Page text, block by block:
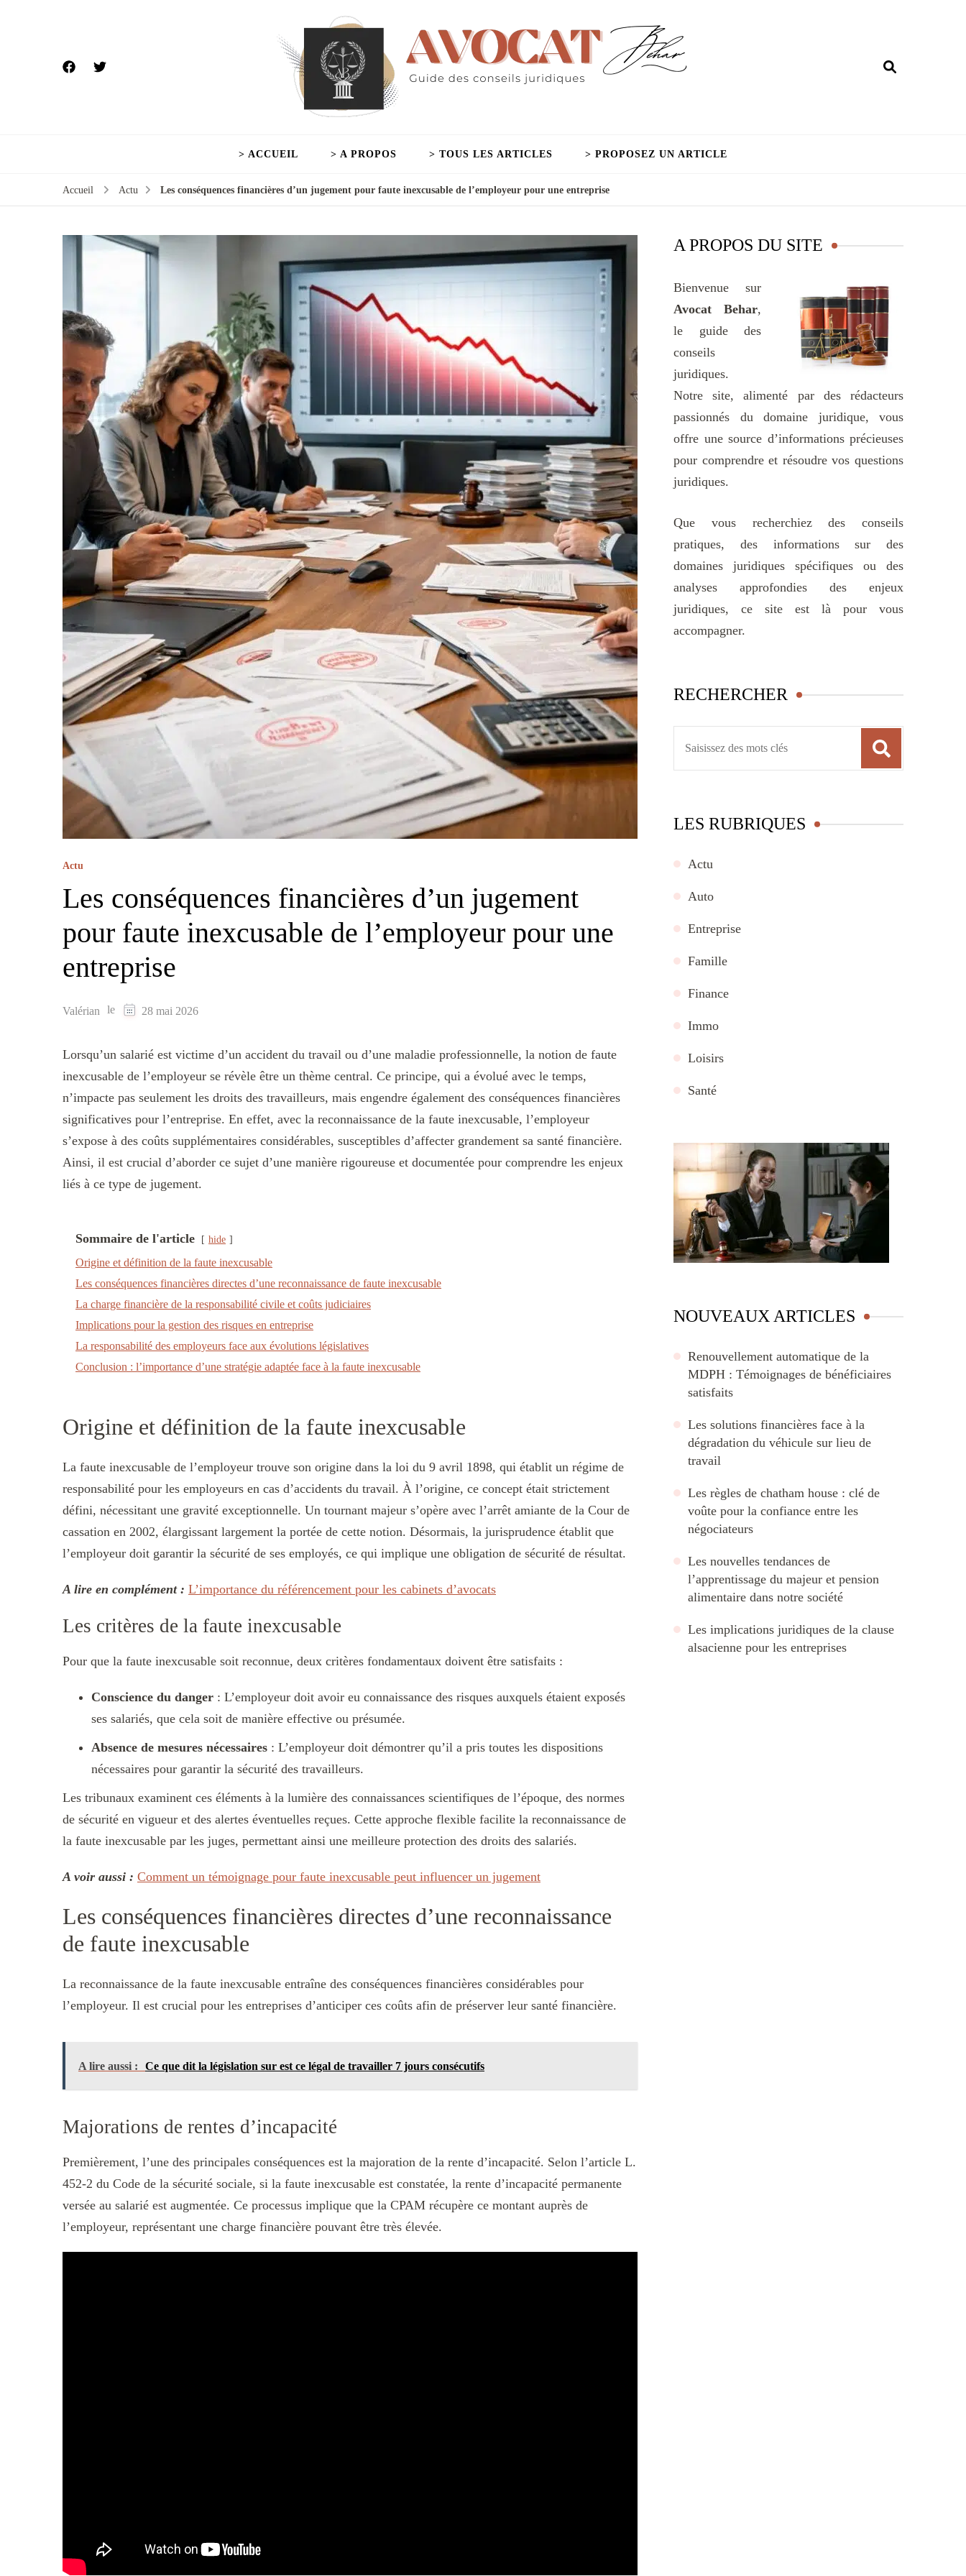
> ACCUEIL > A PROPOS > TOUS LES ARTICLES > PROPOSEZ UN ARTICLE
Accueil Actu Les conséquences financières d’un jugement pour faute inexcusable de l’employeur pour une entreprise
Actu
Les conséquences financières d’un jugement
pour faute inexcusable de l’employeur pour une
entreprise
Valérian le 28 mai 2026
Lorsqu’un salarié est victime d’un accident du travail ou d’une maladie professionnelle, la notion de faute
inexcusable de l’employeur se révèle être un thème central. Ce principe, qui a évolué avec le temps,
n’impacte pas seulement les droits des travailleurs, mais engendre également des conséquences financières
significatives pour l’entreprise. En effet, avec la reconnaissance de la faute inexcusable, l’employeur
s’expose à des coûts supplémentaires considérables, susceptibles d’affecter grandement sa santé financière.
Ainsi, il est crucial d’aborder ce sujet d’une manière rigoureuse et documentée pour comprendre les enjeux
liés à ce type de jugement.
Sommaire de l'article hide
Origine et définition de la faute inexcusable
Les conséquences financières directes d’une reconnaissance de faute inexcusable
La charge financière de la responsabilité civile et coûts judiciaires
Implications pour la gestion des risques en entreprise
La responsabilité des employeurs face aux évolutions législatives
Conclusion : l’importance d’une stratégie adaptée face à la faute inexcusable
Origine et définition de la faute inexcusable
La faute inexcusable de l’employeur trouve son origine dans la loi du 9 avril 1898, qui établit un régime de
responsabilité pour les employeurs en cas d’accidents du travail. À l’origine, ce concept était strictement
défini, nécessitant une gravité exceptionnelle. Un tournant majeur s’opère avec l’arrêt amiante de la Cour de
cassation en 2002, élargissant largement la portée de cette notion. Désormais, la jurisprudence établit que
l’employeur doit garantir la sécurité de ses employés, ce qui implique une obligation de sécurité de résultat.
A lire en complément : L’importance du référencement pour les cabinets d’avocats
Les critères de la faute inexcusable
Pour que la faute inexcusable soit reconnue, deux critères fondamentaux doivent être satisfaits :
Conscience du danger : L’employeur doit avoir eu connaissance des risques auxquels étaient exposés
ses salariés, que cela soit de manière effective ou présumée.
Absence de mesures nécessaires : L’employeur doit démontrer qu’il a pris toutes les dispositions
nécessaires pour garantir la sécurité des travailleurs.
Les tribunaux examinent ces éléments à la lumière des connaissances scientifiques de l’époque, des normes
de sécurité en vigueur et des alertes éventuelles reçues. Cette approche flexible facilite la reconnaissance de
la faute inexcusable par les juges, permettant ainsi une meilleure protection des droits des salariés.
A voir aussi : Comment un témoignage pour faute inexcusable peut influencer un jugement
Les conséquences financières directes d’une reconnaissance
de faute inexcusable
La reconnaissance de la faute inexcusable entraîne des conséquences financières considérables pour
l’employeur. Il est crucial pour les entreprises d’anticiper ces coûts afin de préserver leur santé financière.
A lire aussi : Ce que dit la législation sur est ce légal de travailler 7 jours consécutifs
Majorations de rentes d’incapacité
Premièrement, l’une des principales conséquences est la majoration de la rente d’incapacité. Selon l’article L.
452-2 du Code de la sécurité sociale, si la faute inexcusable est constatée, la rente d’incapacité permanente
versée au salarié est augmentée. Ce processus implique que la CPAM récupère ce montant auprès de
l’employeur, représentant une charge financière pouvant être très élevée.
A PROPOS DU SITE
Bienvenue sur
Avocat Behar,
le guide des
conseils
juridiques.
Notre site, alimenté par des rédacteurs
passionnés du domaine juridique, vous
offre une source d’informations précieuses
pour comprendre et résoudre vos questions
juridiques.
Que vous recherchiez des conseils
pratiques, des informations sur des
domaines juridiques spécifiques ou des
analyses approfondies des enjeux
juridiques, ce site est là pour vous
accompagner.
RECHERCHER
LES RUBRIQUES
Actu
Auto
Entreprise
Famille
Finance
Immo
Loisirs
Santé
NOUVEAUX ARTICLES
Renouvellement automatique de la
MDPH : Témoignages de bénéficiaires
satisfaits
Les solutions financières face à la
dégradation du véhicule sur lieu de
travail
Les règles de chatham house : clé de
voûte pour la confiance entre les
négociateurs
Les nouvelles tendances de
l’apprentissage du majeur et pension
alimentaire dans notre société
Les implications juridiques de la clause
alsacienne pour les entreprises